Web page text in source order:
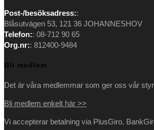
Post-/besöksadress::
Blåsutvägen 53, 121 36 JOHANNESHOV
Telefon:: 08-712 90 65
Org.nr:: 812400-9484
Bli medlem
Det är våra medlemmar som ger oss vår
Bli medlem enkelt här >>
Vi accepterar betalning via PlusGiro,